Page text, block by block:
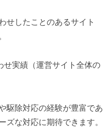
せしたことのあるサイト
せ実績（運営サイト全体の
駆除対応の経験が豊富であ
ズな対応に期待できます。